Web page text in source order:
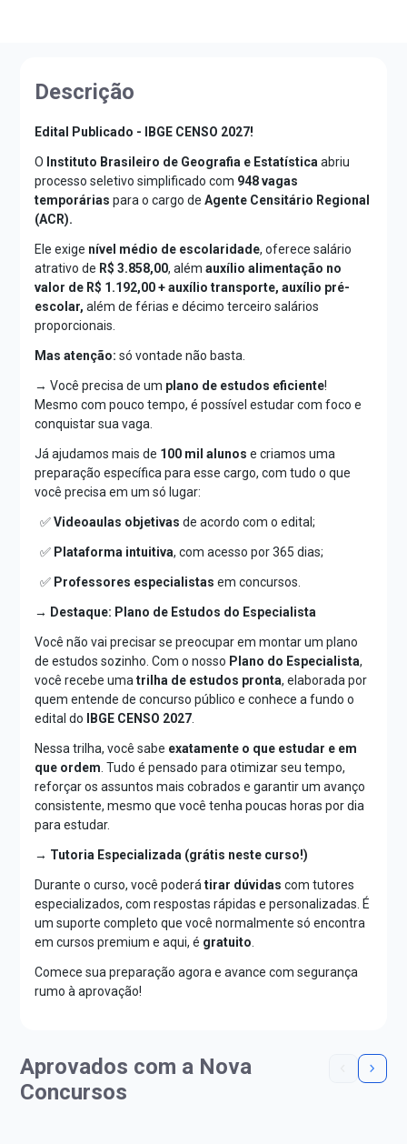
Descrição
Edital Publicado - IBGE CENSO 2027!
O Instituto Brasileiro de Geografia e Estatística abriu
processo seletivo simplificado com 948 vagas
temporáriaspara o cargo deAgente Censitário Regional
(ACR).
Ele exige nível médio de escolaridade, oferece salário
atrativo de R$ 3.858,00, alémauxílio alimentação no
valor de R$ 1.192,00 + auxílio transporte, auxílio pré-
escolar,além de férias e décimo terceiro salários
proporcionais.
Mas atenção:só vontade não basta.
→ Você precisa de um plano de estudos eficiente!
Mesmo com pouco tempo, é possível estudar com foco e
conquistar sua vaga.
Já ajudamos mais de 100 mil alunos e criamos uma
preparação específica para esse cargo, com tudo o que
você precisa em um só lugar:
✅Videoaulas objetivasde acordo com o edital;
✅ Plataforma intuitiva, com acesso por 365 dias;
✅ Professores especialistasem concursos.
→ Destaque: Plano de Estudos do Especialista
Você não vai precisar se preocupar em montar um plano
de estudos sozinho. Com o nosso Plano do Especialista,
você recebe uma trilha de estudos pronta, elaborada por
quem entende de concurso público e conhece a fundo o
edital do
IBGE CENSO 2027
Nessa trilha, você sabe exatamente o que estudar e em
que ordem . Tudo é pensado para otimizar seu tempo,
reforçar os assuntos mais cobrados e garantir um avanço
consistente, mesmo que você tenha poucas horas por dia
para estudar.
→ Tutoria Especializada (grátis neste curso!)
Durante o curso, você poderátirar dúvidas com tutores
especializados, com respostas rápidas e personalizadas. É
um suporte completo que você normalmente só encontra
em cursos premium e aqui, é gratuito
Comece sua preparação agora e avance com segurança
rumo à aprovação!
Aprovados com a Nova
Concursos